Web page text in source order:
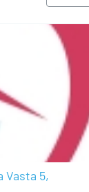
Vasta 5,